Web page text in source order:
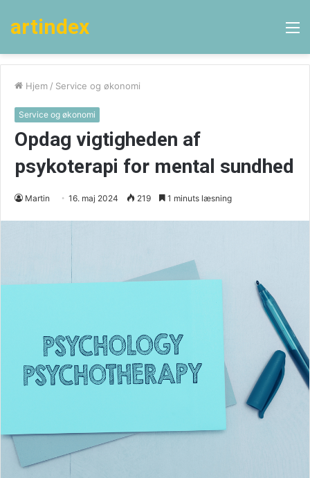
artindex
Hjem / Service og økonomi
Service og økonomi
Opdag vigtigheden af
psykoterapi for mental sundhed
Martin 16. maj 2024 219 1 minuts læsning